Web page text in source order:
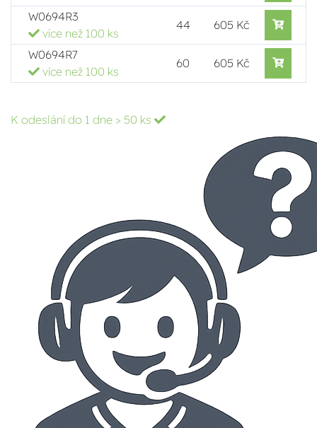
W0694R3
více než 100 ks
44 605 Kč
W0694R7
více než 100 ks
60 605 Kč
K odeslání do 1 dne > 50 ks